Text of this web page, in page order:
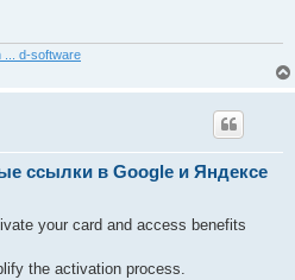
... d-software
ссылки в Google и Яндексе
your card and access benefits
the activation process.